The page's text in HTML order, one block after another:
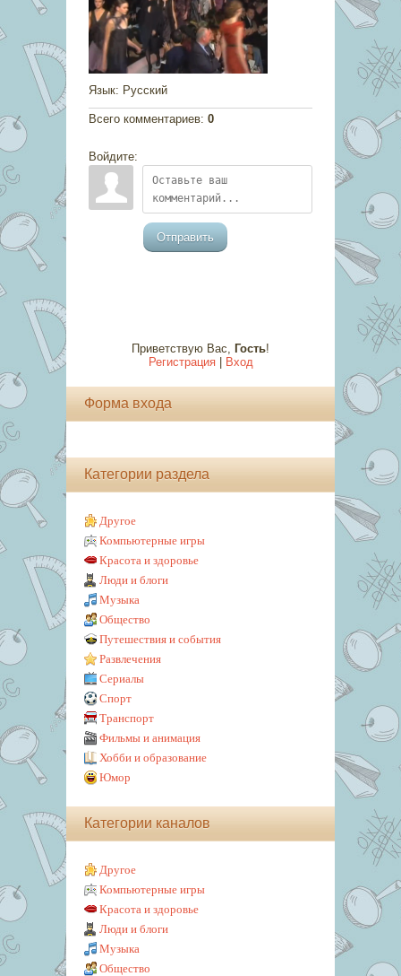
Язык: Русский
Всего комментариев: 0
Войдите:
Отправить
Приветствую Вас, Гость!
Регистрация| Вход
Форма входа
Категории раздела
Другое
Компьютерные игры
Красота и здоровье
Люди и блоги
Музыка
Общество
Путешествия и события
Развлечения
Сериалы
Спорт
Транспорт
Фильмы и анимация
Хобби и образование
Юмор
Категории каналов
Другое
Компьютерные игры
Красота и здоровье
Люди и блоги
Музыка
Общество